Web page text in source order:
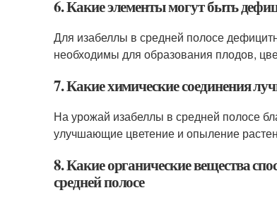
6. Какие элементы могут быть
Для изабеллы в средней полосе
необходимы для образования плодов,
7. Какие химические соединения
На урожай изабеллы в средней полосе
улучшающие цветение и опыление
8. Какие органические вещества
средней полосе